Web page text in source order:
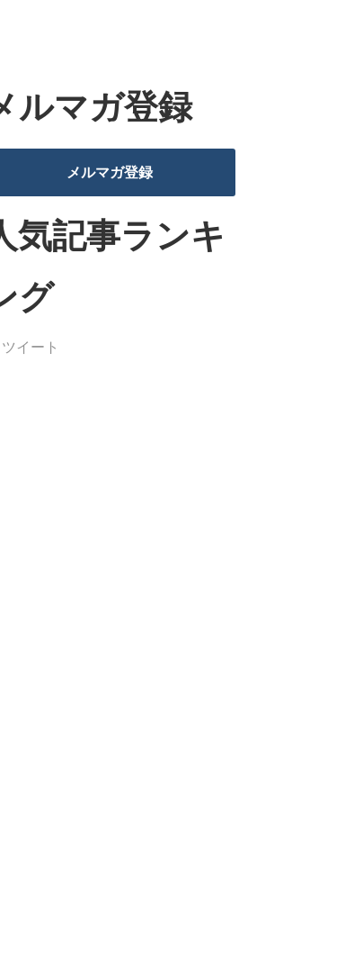
ルマガ登録
メルマガ登録
気記事ランキ
グ
ツイート